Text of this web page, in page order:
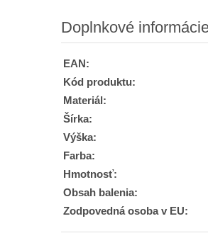
Doplnkové
EAN:
Kód produktu:
Materiál:
Šírka:
Výška:
Farba:
Hmotnosť:
Obsah balenia:
Zodpovedná osoba v EU: